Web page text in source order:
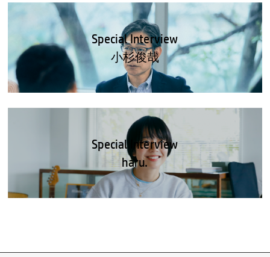
Special Interview
小杉俊哉
Special Interview
haru.